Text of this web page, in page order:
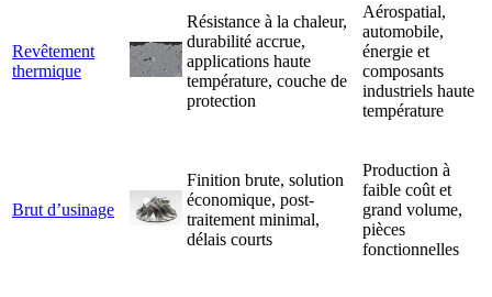
Revêtement
thermique
Résistance à la chaleur,
durabilité accrue,
applications haute
température, couche de
protection
Aérospatial,
automobile,
énergie et
composants
industriels haute
température
Brut d’usinage
Finition brute, solution
économique, post-
traitement minimal,
délais courts
Production à
faible coût et
grand volume,
pièces
fonctionnelles